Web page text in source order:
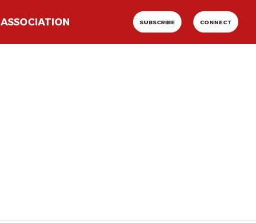
ASSOCIATION SUBSCRIBE CONNECT